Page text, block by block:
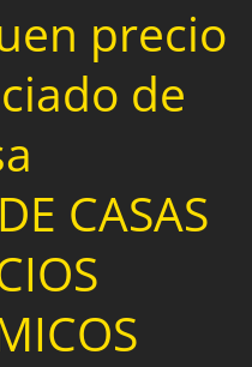
precio
de
CASAS